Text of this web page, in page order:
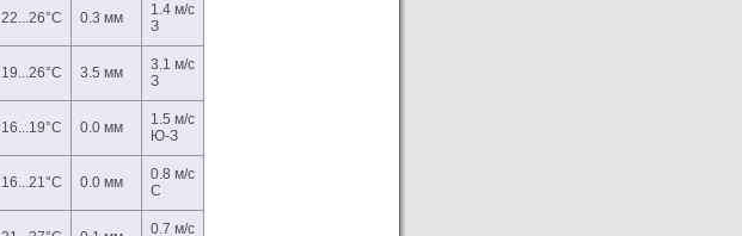
22...26°C 0.3 мм
1.4 м/с
З
19...26°C 3.5 мм
3.1 м/с
З
16...19°C 0.0 мм
1.5 м/с
Ю-З
16...21°C 0.0 мм
0.8 м/с
С
0.7 м/с